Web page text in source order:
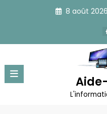
8 août 2026